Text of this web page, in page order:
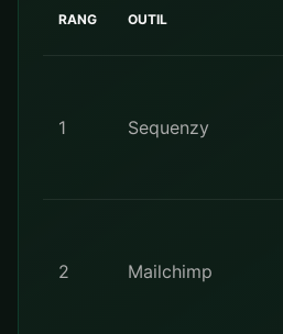
RANG OUTIL
1 Sequenzy
2 Mailchimp